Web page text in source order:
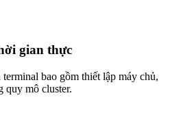
gian thực
bao gồm thiết lập máy chủ,
quy mô cluster.